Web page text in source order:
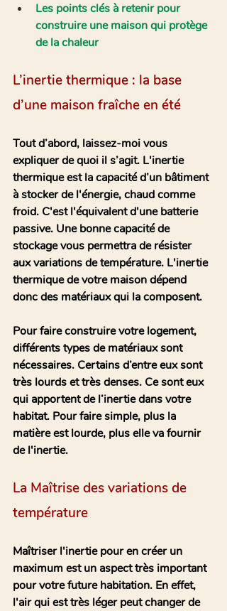
Les points clés à retenir pour
construire une maison qui protège
de la chaleur
L’inertie thermique : la base
d’une maison fraîche en été
Tout d’abord, laissez-moi vous
expliquer de quoi il s’agit. L'inertie
thermique est la capacité d’un bâtiment
à stocker de l'énergie, chaud comme
froid. C'est l'équivalent d'une batterie
passive. Une bonne capacité de
stockage vous permettra de résister
aux variations de température. L'inertie
thermique de votre maison dépend
donc des matériaux qui la composent.
Pour faire construire votre logement,
différents types de matériaux sont
nécessaires. Certains d’entre eux sont
très lourds et très denses. Ce sont eux
qui apportent de l’inertie dans votre
habitat. Pour faire simple, plus la
matière est lourde, plus elle va fournir
de l'inertie.
La Maîtrise des variations de
température
Maîtriser l'inertie pour en créer un
maximum est un aspect très important
pour votre future habitation. En effet,
l'air qui est très léger peut changer de